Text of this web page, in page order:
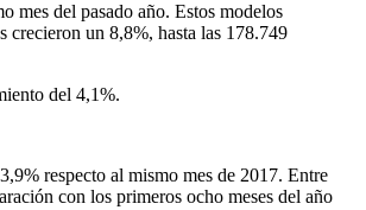
mes del pasado año. Estos modelos
crecieron un 8,8%, hasta las 178.749
del 4,1%.
respecto al mismo mes de 2017. Entre
con los primeros ocho meses del año